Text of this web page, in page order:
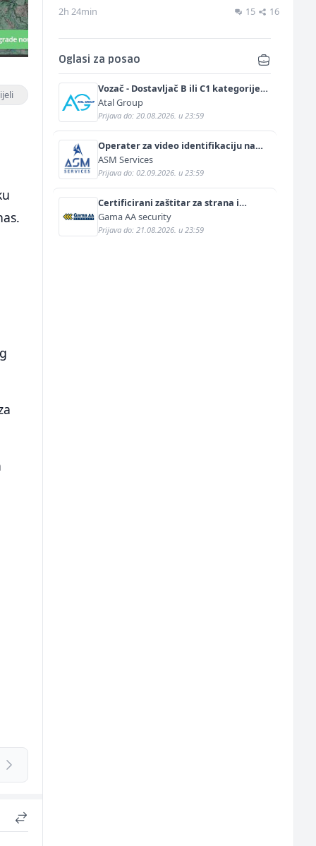
2h 24min 15 16
Oglasi za posao
Vozač - Dostavljač B ili C1 kategorije
(m/ž)
Atal Group
Prijava do: 20.08.2026. u 23:59
Operater za video identifikaciju na
njemačkom jeziku (m/ž)
ASM Services
Prijava do: 02.09.2026. u 23:59
Certificirani zaštitar za strana i
diplomatska predstavništva (m/ž)
Gama AA security
Prijava do: 21.08.2026. u 23:59